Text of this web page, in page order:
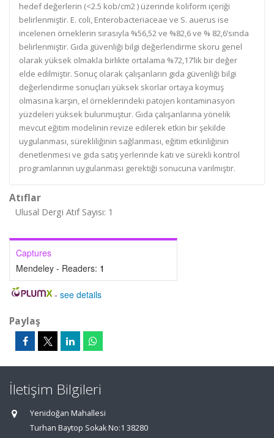
hedef değerlerin (<2.5 kob/cm2 ) üzerinde koliform içeriği
belirlenmiştir. E. coli, Enterobacteriaceae ve S. auerus ise
incelenen örneklerin sırasıyla %56,52 ve %82,6 ve % 82,6’sında
belirlenmiştir. Gıda güvenliği bilgi değerlendirme skoru genel
olarak yüksek olmakla birlikte ortalama %72,17’lik bir değer
elde edilmiştir. Sonuç olarak çalışanların gıda güvenliği bilgi
değerlendirme sonuçları yüksek skorlar ortaya koymuş
olmasına karşın, el örneklerindeki patojen kontaminasyon
yüzdeleri yüksek bulunmuştur. Gıda çalışanlarına yönelik
mevcut eğitim modelinin revize edilerek etkin bir şekilde
uygulanması, sürekliliğinin sağlanması, eğitim etkinliğinin
denetlenmesi ve gıda satış yerlerinde katı ve sürekli kontrol
programlarının uygulanması gerektiği sonucuna varılmıştır.
Atıflar
Ulusal Dergi Atıf Sayısı: 1
Captures
Mendeley - Readers: 1
- see details
Paylaş
İletişim Bilgileri
Yenidoğan Mahallesi
Turhan Baytop Sokak No:1 38280